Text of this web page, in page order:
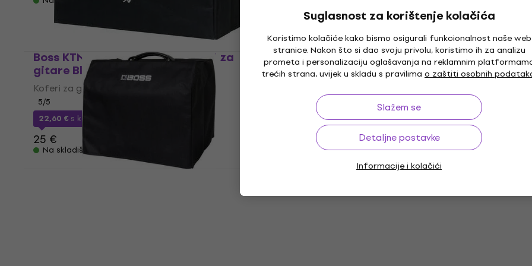
Suglasnost za korištenje kolačića
Koristimo kolačiće kako bismo osigurali funkcionalnost naše web
stranice. Nakon što si dao svoju privolu, koristimo ih za analizu
prometa i personalizaciju oglašavanja na reklamnim
trećih strana, uvijek u skladu s pravilima o zaštiti osobnih
Slažem se
Detaljne postavke
Informacije i kolačići
Na skladištu
Boss KTNHEAD Katana AC Koferi za
gitare Black
Koferi za gitare
5/5
22,60 € s kodom
25 €
Na skladištu
Boss CB-BM-M Koferi za gitare Black
Koferi za gitare
Na skladištu
Boss Acoustic Singer Pro AC Koferi za Boss AB-2 2-Way Nožni prekidač
Nožni prekidač